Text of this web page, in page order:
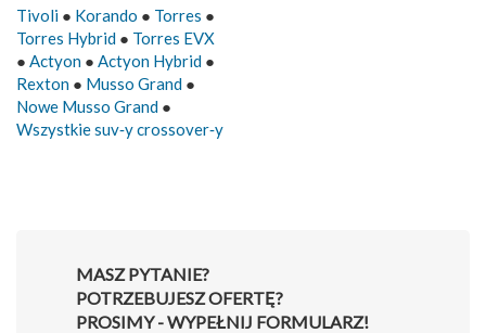
Tivoli ● Korando ● Torres ●
Torres Hybrid ● Torres EVX
● Actyon ● Actyon Hybrid ●
Rexton ● Musso Grand ●
Nowe Musso Grand ●
Wszystkie suv‑y crossover‑y
MASZ PYTANIE?
POTRZEBUJESZ OFERTĘ?
PROSIMY - WYPEŁNIJ FORMULARZ!